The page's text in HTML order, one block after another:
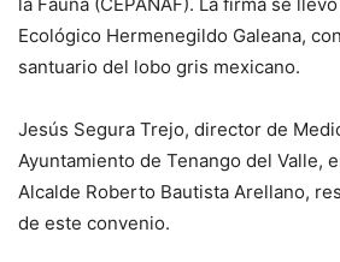
Ecológico Hermenegildo Galeana,
santuario del lobo gris mexicano.
Jesús Segura Trejo, director de
Ayuntamiento de Tenango del Valle,
Alcalde Roberto Bautista Arellano,
de este convenio.